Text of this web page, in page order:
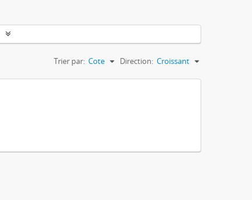
Trier par: Cote Direction: Croissant